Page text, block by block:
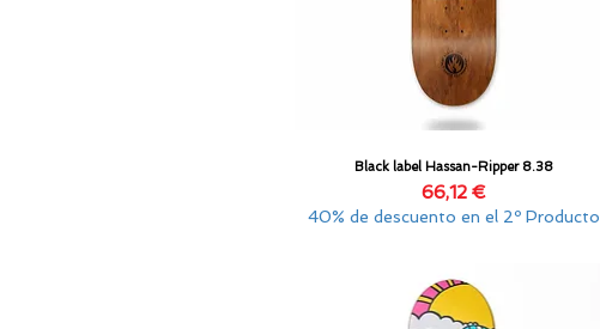
Vista rápida
Black label Hassan-Ripper 8.38
Precio
66,12 €
40% de descuento en el 2º Producto